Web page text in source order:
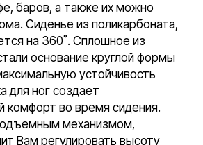
баров, а также их можно
Сиденье из поликарбоната,
на 360˚. Сплошное из
основание круглой формы
устойчивость
для ног создает
комфорт во время сидения.
механизмом,
Вам регулировать высоту